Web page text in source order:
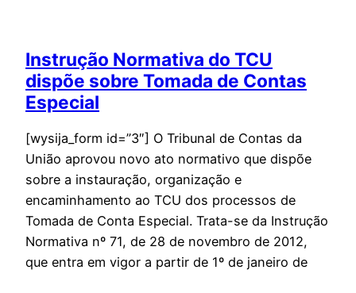
Instrução Normativa do TCU
dispõe sobre Tomada de Contas
Especial
[wysija_form id=”3″] O Tribunal de Contas da
União aprovou novo ato normativo que dispõe
sobre a instauração, organização e
encaminhamento ao TCU dos processos de
Tomada de Conta Especial. Trata-se da Instrução
Normativa nº 71, de 28 de novembro de 2012,
que entra em vigor a partir de 1º de janeiro de